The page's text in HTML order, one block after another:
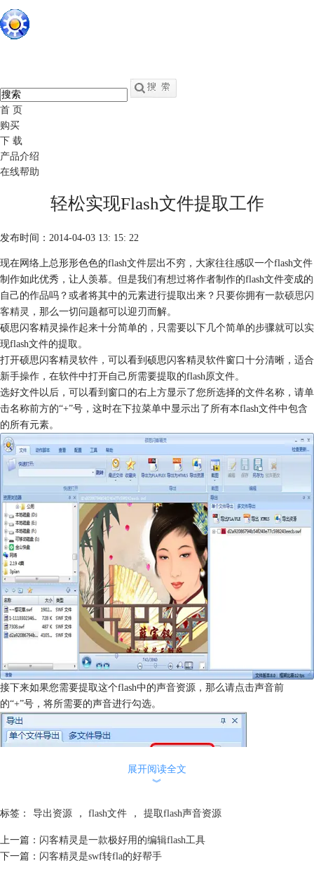
首 页
购买
下 载
产品介绍
在线帮助
轻松实现Flash文件提取工作
发布时间：2014-04-03 13: 15: 22
现在网络上总形形色色的flash文件层出不穷，大家往往感叹一个flash文件
制作如此优秀，让人羡慕。但是我们有想过将作者制作的flash文件变成的
自己的作品吗？或者将其中的元素进行提取出来？只要你拥有一款硕思闪
客精灵 ，那么一切问题都可以迎刃而解。
硕思闪客精灵操作起来十分简单的，只需要以下几个简单的步骤就可以实
现flash文件的提取。
打开硕思闪客精灵软件，可以看到硕思闪客精灵软件窗口十分清晰，适合
新手操作，在软件中打开自己所需要提取的flash原文件。
选好文件以后，可以看到窗口的右上方显示了您所选择的文件名称，请单
击名称前方的“+”号，这时在下拉菜单中显示出了所有本flash文件中包含
的所有元素。
接下来如果您需要提取这个flash中的声音资源，那么请点击声音前
的“+”号，将所需要的声音进行勾选。
展开阅读全文
︾
标签： 导出资源 ， flash文件 ， 提取flash声音资源
上一篇： 闪客精灵是一款极好用的编辑flash工具
下一篇： 闪客精灵是swf转fla的好帮手